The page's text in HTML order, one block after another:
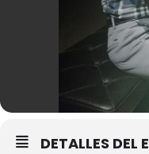
DETALLES DEL